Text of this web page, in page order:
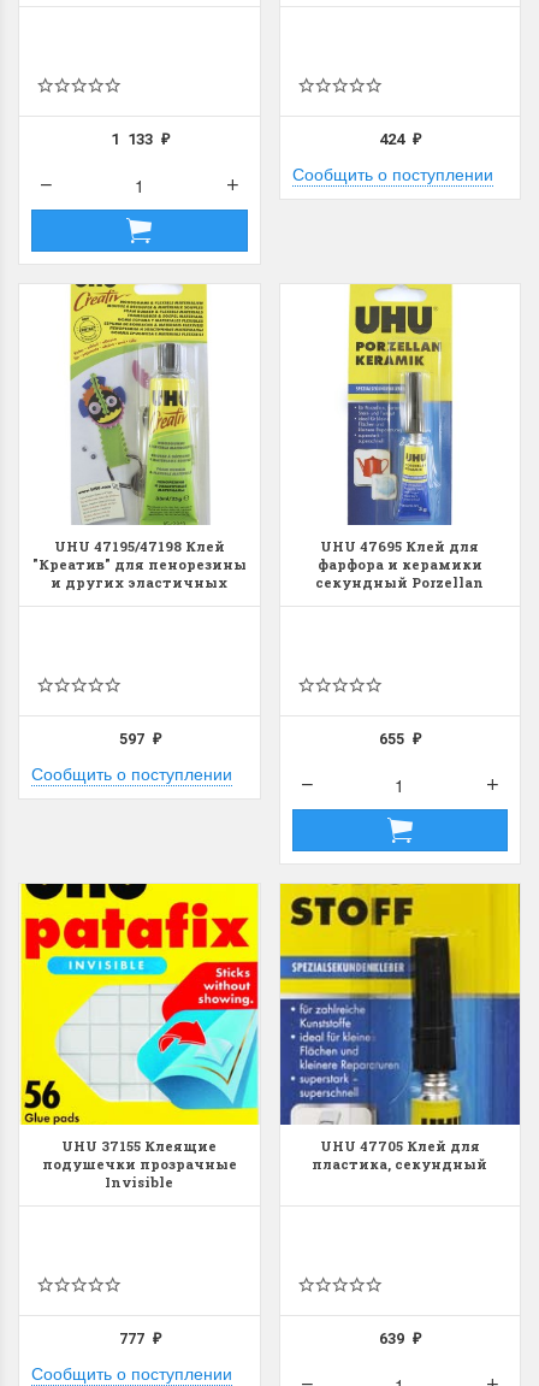
1 133 ₽ 424₽
Сообщить о поступлении
UHU 47195/47198 Клей
"Креатив" для пенорезины
и других эластичных
597 ₽
Сообщить о поступлении
UHU 47695 Клей для
фарфора и керамики
секундный Porzellan
655₽
UHU 37155 Клеящие
подушечки прозрачные
Invisible
777 ₽
Сообщить о поступлении
UHU 47705 Клей для
пластика, секундный
639₽